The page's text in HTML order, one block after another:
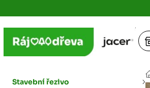
Stavební řezivo